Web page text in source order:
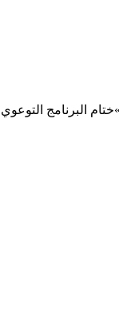
»ختام البرنامج